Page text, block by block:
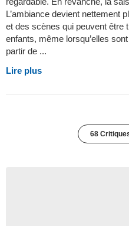
L’ambiance devient nettement
et des scènes qui peuvent être
enfants, même lorsqu’elles
partir de ...
Lire plus
68